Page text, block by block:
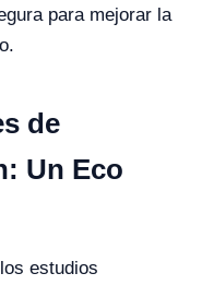
para mejorar la
de
Un Eco
estudios